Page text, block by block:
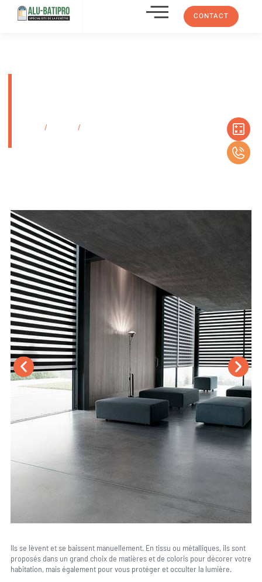
CONTACT
/ /
Stores enrouleurs gestion manuelle en tissu ou
Ils se lèvent et se baissent manuellement. En tissu ou métalliques, ils sont
proposés dans un grand choix de matières et de coloris pour décorer votre
habitation, mais également pour vous protéger et occulter la lumière.